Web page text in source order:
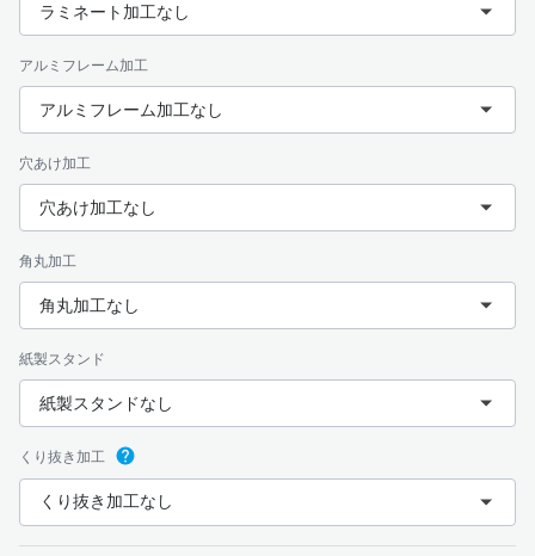
ラミネート加工なし
アルミフレーム加工
アルミフレーム加工なし
穴あけ加工
穴あけ加工なし
角丸加工
角丸加工なし
紙製スタンド
紙製スタンドなし
くり抜き加工
くり抜き加工なし